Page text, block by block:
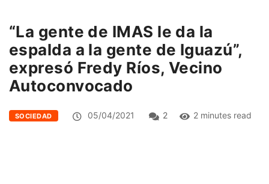
“La gente de IMAS le da la
espalda a la gente de Iguazú”,
expresó Fredy Ríos, Vecino
Autoconvocado
SOCIEDAD 05/04/2021 2 2 minutes read